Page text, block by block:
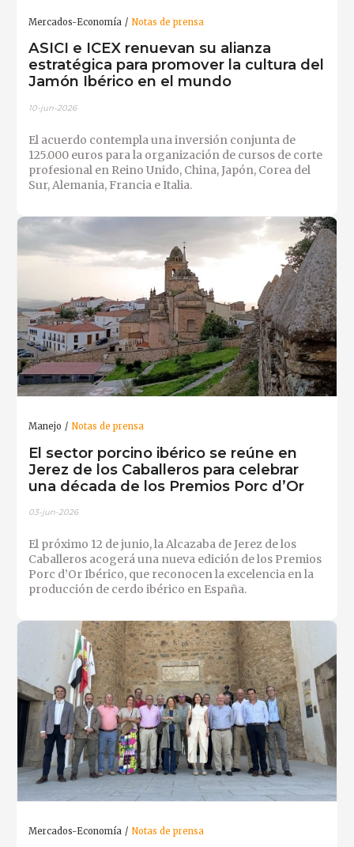
Mercados-Economía Notas de prensa
ASICI e ICEX renuevan su alianza
estratégica para promover la cultura del
Jamón Ibérico en el mundo
10-jun-2026
El acuerdo contempla una inversión conjunta de
125.000 euros para la organización de cursos de corte
profesional en Reino Unido, China, Japón, Corea del
Sur, Alemania, Francia e Italia.
Manejo Notas de prensa
El sector porcino ibérico se reúne en
Jerez de los Caballeros para celebrar
una década de los Premios Porc d’Or
03-jun-2026
El próximo 12 de junio, la Alcazaba de Jerez de los
Caballeros acogerá una nueva edición de los Premios
Porc d’Or Ibérico, que reconocen la excelencia en la
producción de cerdo ibérico en España.
Mercados-Economía Notas de prensa